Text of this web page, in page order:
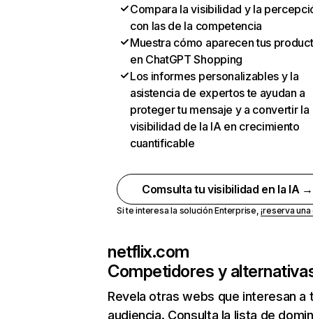
Compara la visibilidad y la
con las de la competencia
Muestra cómo aparecen tus
en ChatGPT Shopping
Los informes personalizables y la
asistencia de expertos te ayudan a
proteger tu mensaje y a convertir la
visibilidad de la IA en crecimiento
cuantificable
Comsulta tu visibilidad en la IA →
Si te interesa la solución Enterprise,¡reserva
netflix.com
Competidores y
Revela otras webs que interesan a
audiencia. Consulta la lista de